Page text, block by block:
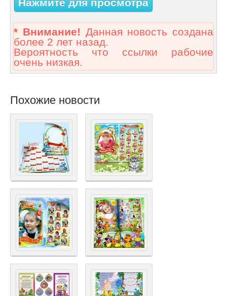
* Внимание! Данная новость создана
более 2 лет назад.
Вероятность что ссылки рабочие
очень низкая.
Похожие новости